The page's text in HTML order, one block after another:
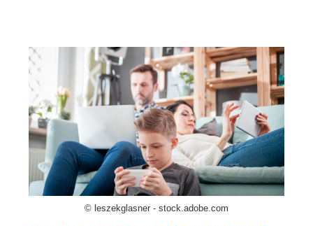
BANNISSEMENT
FURTIF
»
:
UN
NOUVEAU
PRÉCÉDENT
?
© leszekglasner - stock.adobe.com